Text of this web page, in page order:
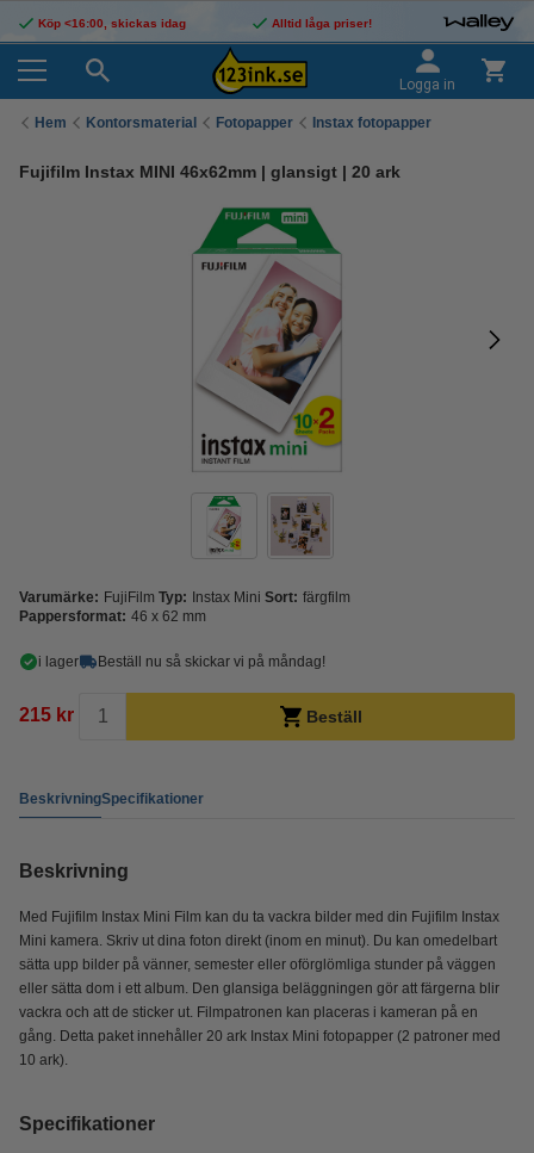
Köp <16:00, skickas idag Alltid låga priser!
Logga in
Hem Kontorsmaterial Fotopapper Instax fotopapper
Fujifilm Instax MINI 46x62mm | glansigt | 20 ark
Varumärke: FujiFilm Typ: Instax Mini Sort: färgfilm
Pappersformat: 46 x 62 mm
i lager Beställ nu så skickar vi på måndag!
215 kr Beställ
BeskrivningSpecifikationer
Beskrivning
Med Fujifilm Instax Mini Film kan du ta vackra bilder med din Fujifilm Instax
Mini kamera. Skriv ut dina foton direkt (inom en minut). Du kan omedelbart
sätta upp bilder på vänner, semester eller oförglömliga stunder på väggen
eller sätta dom i ett album. Den glansiga beläggningen gör att färgerna blir
vackra och att de sticker ut. Filmpatronen kan placeras i kameran på en
gång. Detta paket innehåller 20 ark Instax Mini fotopapper (2 patroner med
10 ark).
Specifikationer